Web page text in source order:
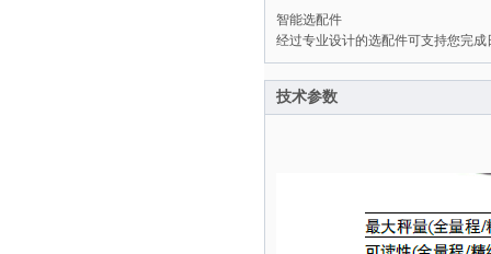
智能选配件
经过专业设计的选配件可支持您完
技术参数